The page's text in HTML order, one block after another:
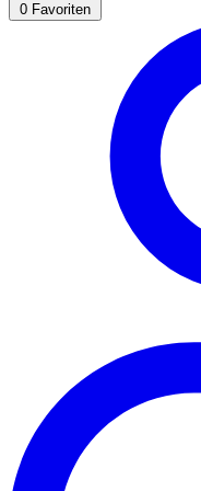
0 Favoriten